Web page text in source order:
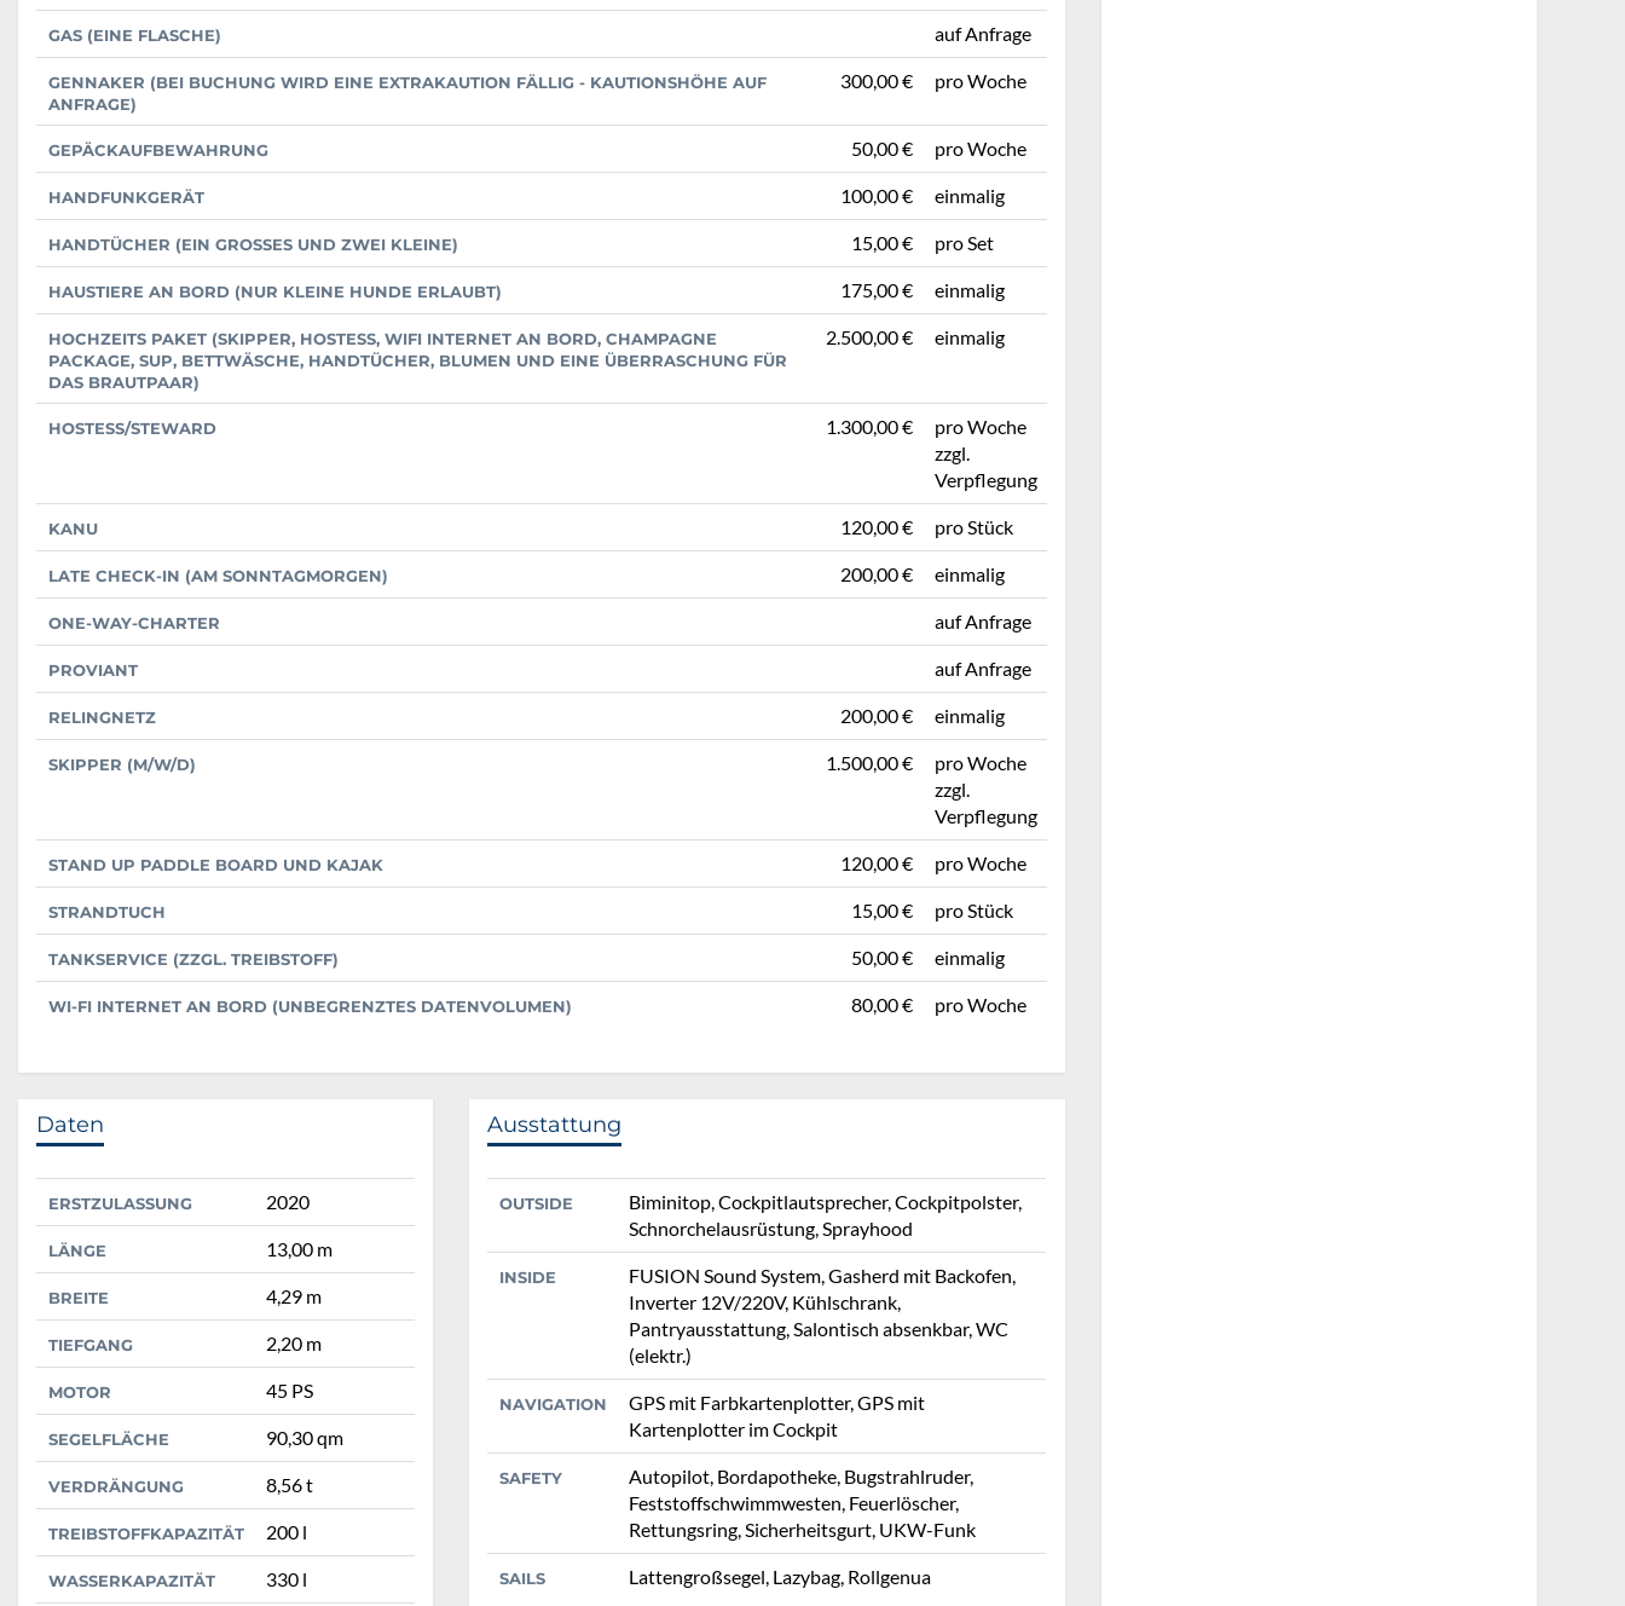
GAS (EINE FLASCHE) auf Anfrage
GENNAKER (BEI BUCHUNG WIRD EINE EXTRAKAUTION FÄLLIG - KAUTIONSHÖHE AUF
ANFRAGE)
300,00 € pro Woche
GEPÄCKAUFBEWAHRUNG 50,00 € pro Woche
HANDFUNKGERÄT 100,00 € einmalig
HANDTÜCHER (EIN GROSSES UND ZWEI KLEINE) 15,00 € pro Set
HAUSTIERE AN BORD (NUR KLEINE HUNDE ERLAUBT) 175,00 € einmalig
HOCHZEITS PAKET (SKIPPER, HOSTESS, WIFI INTERNET AN BORD, CHAMPAGNE
PACKAGE, SUP, BETTWÄSCHE, HANDTÜCHER, BLUMEN UND EINE ÜBERRASCHUNG FÜR
DAS BRAUTPAAR)
2.500,00 € einmalig
HOSTESS/STEWARD 1.300,00 €
pro Woche
zzgl.
Verpflegung
KANU 120,00 € pro Stück
LATE CHECK-IN (AM SONNTAGMORGEN) 200,00 € einmalig
ONE-WAY-CHARTER auf Anfrage
PROVIANT auf Anfrage
RELINGNETZ 200,00 € einmalig
SKIPPER (M/W/D) 1.500,00 €
pro Woche
zzgl.
Verpflegung
STAND UP PADDLE BOARD UND KAJAK 120,00 € pro Woche
STRANDTUCH 15,00 € pro Stück
TANKSERVICE (ZZGL. TREIBSTOFF) 50,00 € einmalig
WI-FI INTERNET AN BORD (UNBEGRENZTES DATENVOLUMEN) 80,00 € pro Woche
Daten
ERSTZULASSUNG 2020
LÄNGE 13,00 m
BREITE 4,29 m
TIEFGANG 2,20 m
MOTOR 45 PS
SEGELFLÄCHE 90,30 qm
VERDRÄNGUNG 8,56 t
TREIBSTOFFKAPAZITÄT 200 l
WASSERKAPAZITÄT 330 l
Ausstattung
OUTSIDE
Biminitop, Cockpitlautsprecher, Cockpitpolster,
Schnorchelausrüstung, Sprayhood
INSIDE
FUSION Sound System, Gasherd mit Backofen,
Inverter 12V/220V, Kühlschrank,
Pantryausstattung, Salontisch absenkbar, WC
(elektr.)
NAVIGATION
GPS mit Farbkartenplotter, GPS mit
Kartenplotter im Cockpit
SAFETY
Autopilot, Bordapotheke, Bugstrahlruder,
Feststoffschwimmwesten, Feuerlöscher,
Rettungsring, Sicherheitsgurt, UKW-Funk
SAILS Lattengroßsegel, Lazybag, Rollgenua